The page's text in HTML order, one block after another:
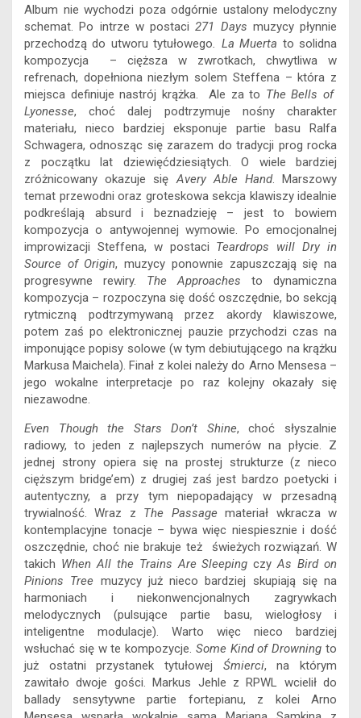
Album nie wychodzi poza odgórnie ustalony melodyczny
schemat. Po intrze w postaci271 Days muzycy płynnie
przechodzą do utworu tytułowego. La Muerta to solidna
kompozycja – cięższa w zwrotkach, chwytliwa w
refrenach, dopełniona niezłym solem Steffena – która z
miejsca definiuje nastrój krążka. Ale za to The Bells of
Lyonesse, choć dalej podtrzymuje nośny charakter
materiału, nieco bardziej eksponuje partie basu Ralfa
Schwagera, odnosząc się zarazem do tradycji prog rocka
z początku lat dziewięćdziesiątych. O wiele bardziej
zróżnicowany okazuje sięAvery Able Hand. Marszowy
temat przewodni oraz groteskowa sekcja klawiszy idealnie
podkreślają absurd i beznadzieję – jest to bowiem
kompozycja o antywojennej wymowie. Po emocjonalnej
improwizacji Steffena, w postaci Teardrops will Dry in
Source of Origin, muzycy ponownie zapuszczają się na
progresywne rewiry. The Approaches to dynamiczna
kompozycja – rozpoczyna się dość oszczędnie, bo sekcją
rytmiczną podtrzymywaną przez akordy klawiszowe,
potem zaś po elektronicznej pauzie przychodzi czas na
imponujące popisy solowe (w tym debiutującego na krążku
Markusa Maichela). Finał z kolei należy do Arno Mensesa –
jego wokalne interpretacje po raz kolejny okazały się
niezawodne.
Even Though the Stars Don’t Shine, choć słyszalnie
radiowy, to jeden z najlepszych numerów na płycie. Z
jednej strony opiera się na prostej strukturze (z nieco
cięższym bridge’em) z drugiej zaś jest bardzo poetycki i
autentyczny, a przy tym niepopadający w przesadną
trywialność. Wraz z The Passagemateriał wkracza w
kontemplacyjne tonacje – bywa więc niespiesznie i dość
oszczędnie, choć nie brakuje też świeżych rozwiązań. W
takich When All the Trains Are Sleeping czyAs Bird on
Pinions Tree muzycy już nieco bardziej skupiają się na
harmoniach i niekonwencjonalnych zagrywkach
melodycznych (pulsujące partie basu, wielogłosy i
inteligentne modulacje). Warto więc nieco bardziej
wsłuchać się w te kompozycje. Some Kind of Drowningto
już ostatni przystanek tytułowej Śmierci, na którym
zawitało dwoje gości. Markus Jehle z RPWL wcielił do
ballady sensytywne partie fortepianu, z kolei Arno